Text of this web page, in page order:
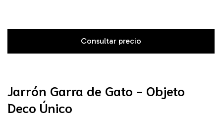
Jarrón Garra de Gato - Objeto
Deco Único